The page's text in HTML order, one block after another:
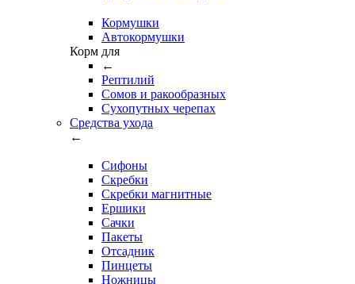
Кормушки
Автокормушки
Корм для
←
Рептилий
Сомов и ракообразных
Сухопутных черепах
Средства ухода
←
Сифоны
Скребки
Скребки магнитные
Ершики
Сачки
Пакеты
Отсадник
Пинцеты
Ножницы